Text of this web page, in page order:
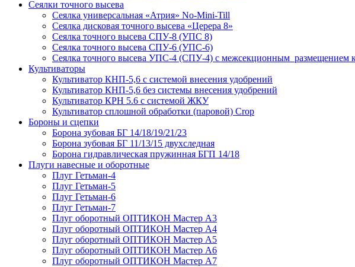
Сеялки точного высева
Сеялка универсальная «Атрия» No-Mini-Till
Сеялка дисковая точного высева «Церера 8»
Сеялка точного высева СПУ-8 (УПС 8)
Сеялка точного высева СПУ-6 (УПС-6)
Сеялка точного высева УПС-4 (СПУ-4) с межсекционным размещением
Культиваторы
Культиватор КНП-5,6 с системой внесения удобрений
Культиватор КНП-5,6 без системы внесения удобрений
Культиватор КРН 5.6 с системой ЖКУ
Культиватор сплошной обработки (паровой) Crop
Бороны и сцепки
Борона зубовая БГ 14/18/19/21/23
Борона зубовая БГ 11/13/15 двухследная
Борона гидравлическая пружинная БГП 14/18
Плуги навесные и оборотные
Плуг Гетьман-4
Плуг Гетьман-5
Плуг Гетьман-6
Плуг Гетьман-7
Плуг оборотный ОПТИКОН Мастер А3
Плуг оборотный ОПТИКОН Мастер А4
Плуг оборотный ОПТИКОН Мастер А5
Плуг оборотный ОПТИКОН Мастер А6
Плуг оборотный ОПТИКОН Мастер А7